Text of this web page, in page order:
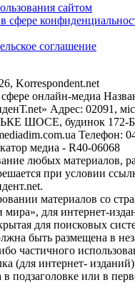
сайтом
сфере
соглашение
Korrespondent.net
онлайн-медиа
Адрес: 02091,
ШОСЕ, будинок 172-Б,
Телефон:
медиа - R40-06068
любых материалов,
при условии
материалов со
для интернет-
для поисковых
быть размещена в
частичного
(для интернет-
в подзаголовке или в